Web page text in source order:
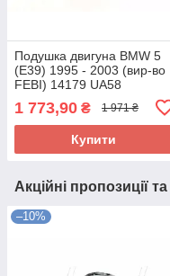
Подушка двигуна BMW 5
(E39) 1995 - 2003 (вир-во
FEBI) 14179 UA58
1 773,90 ₴ 1 971 ₴
Купити
Акційні пропозиції
–10%